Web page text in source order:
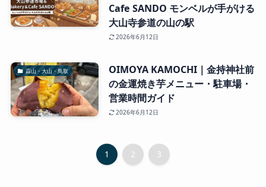
Cafe SANDO モンベルが手がける
大山寺参道の山の駅
2026年6月12日
蒜山・大山・鳥取
OIMOYA KAMOCHI｜金持神社前
の金運焼き芋メニュー・駐車場・
営業時間ガイド
2026年6月12日
1 2 3